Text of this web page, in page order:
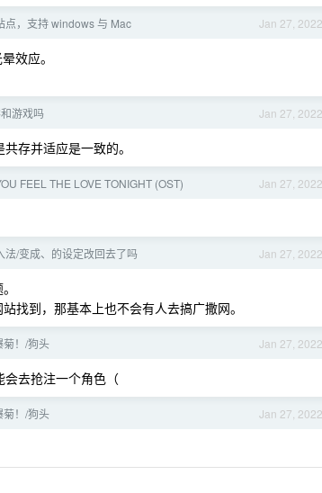
Jan 27, 2022
点，支持 windows 与 Mac
效应。
Jan 27, 2022
游戏吗
存并适应是一致的。
Jan 27, 2022
FEEL THE LOVE TONIGHT (OST)
Jan 27, 2022
/变成、的设定改回去了吗
找到，那基本上也不会有人去搞广撒网。
Jan 27, 2022
菊！/狗头
会去抢注一个角色（
Jan 27, 2022
菊！/狗头